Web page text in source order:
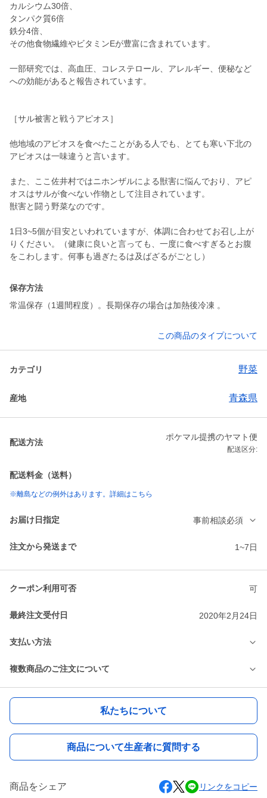
カルシウム30倍、
タンパク質6倍
鉄分4倍、
その他食物繊維やビタミンEが豊富に含まれています。
一部研究では、高血圧、コレステロール、アレルギー、便秘など
への効能があると報告されています。
［サル被害と戦うアピオス］
他地域のアピオスを食べたことがある人でも、とても寒い下北の
アピオスは一味違うと言います。
また、ここ佐井村ではニホンザルによる獣害に悩んでおり、アピ
オスはサルが食べない作物として注目されています。
獣害と闘う野菜なのです。
1日3~5個が目安といわれていますが、体調に合わせてお召し上が
りください。（健康に良いと言っても、一度に食べすぎるとお腹
をこわします。何事も過ぎたるは及ばざるがごとし）
保存方法
常温保存（1週間程度）。長期保存の場合は加熱後冷凍 。
この商品のタイプについて
カテゴリ 野菜
産地 青森県
配送方法
ポケマル提携のヤマト便
配送区分:
配送料金（送料）
※離島などの例外はあります。詳細はこちら
お届け日指定 事前相談必須
注文から発送まで 1~7日
クーポン利用可否 可
最終注文受付日 2020年2月24日
支払い方法
複数商品のご注文について
私たちについて
商品について生産者に質問する
商品をシェア リンクをコピー